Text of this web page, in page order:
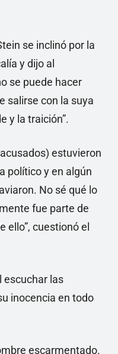
se inclinó por la
y dijo al
se puede hacer
salirse con la suya
y la traición”.
estuvieron
político y en algún
No sé qué lo
fue parte de
ello”, cuestionó el
escuchar las
inocencia en todo
escarmentado.